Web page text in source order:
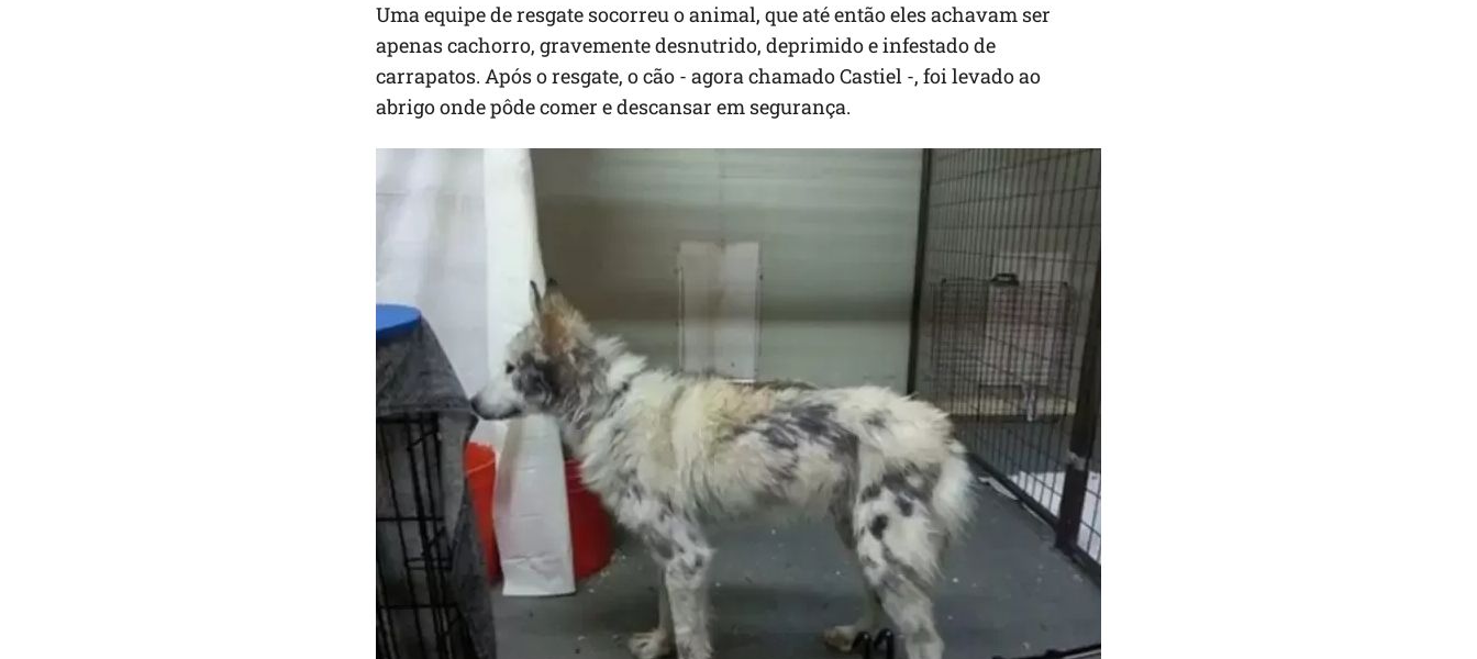
Uma equipe de resgate socorreu o animal, que até então eles achavam ser
apenas cachorro, gravemente desnutrido, deprimido e infestado de
carrapatos. Após o resgate, o cão - agora chamado Castiel -, foi levado ao
abrigo onde pôde comer e descansar em segurança.